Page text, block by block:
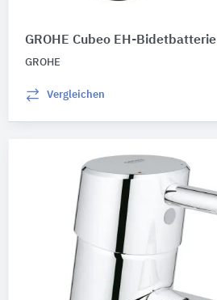
GROHE Cubeo EH-Bidetbatterie
GROHE
Vergleichen